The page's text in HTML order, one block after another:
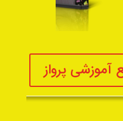
آموزشی پرواز